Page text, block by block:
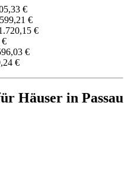
€
€
€
€
€
€
Häuser in Passau